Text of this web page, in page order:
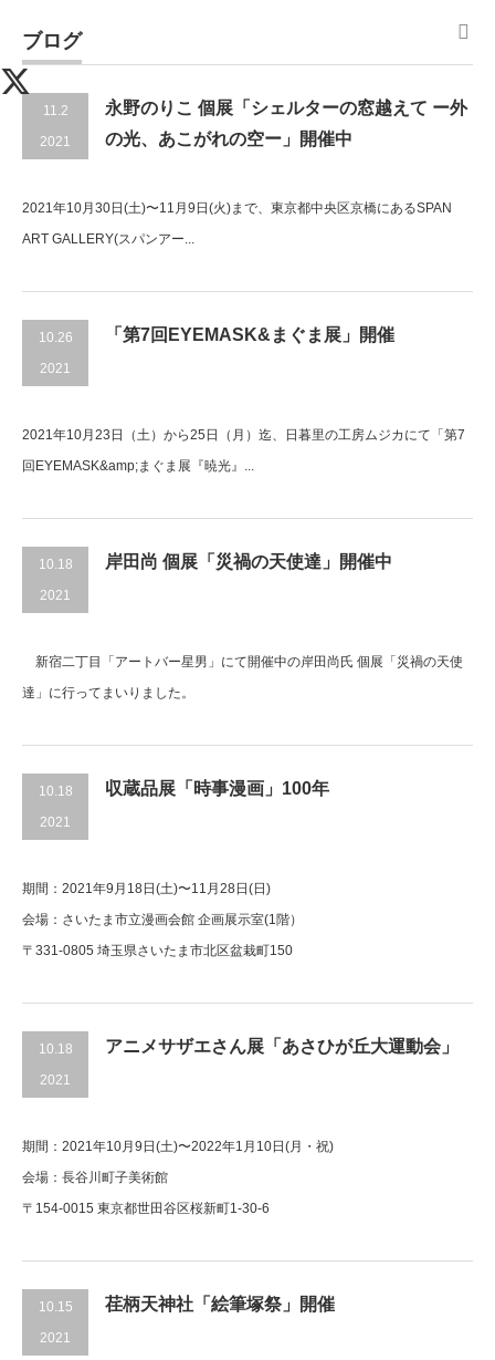
ブログ
11.2
2021
永野のりこ 個展「シェルターの窓越えて ー外
の光、あこがれの空ー」開催中
2021年10月30日(土)〜11月9日(火)まで、東京都中央区京橋にあるSPAN
ART GALLERY(スパンアー...
10.26
2021
「第7回EYEMASK&まぐま展」開催
2021年10月23日（土）から25日（月）迄、日暮里の工房ムジカにて「第7
回EYEMASK&amp;まぐま展『暁光』...
10.18
2021
岸田尚 個展「災禍の天使達」開催中
新宿二丁目「アートバー星男」にて開催中の岸田尚氏 個展「災禍の天使
達」に行ってまいりました。
10.18
2021
収蔵品展「時事漫画」100年
期間：2021年9月18日(土)〜11月28日(日)
会場：さいたま市立漫画会館 企画展示室(1階）
〒331-0805 埼玉県さいたま市北区盆栽町150
10.18
2021
アニメサザエさん展「あさひが丘大運動会」
期間：2021年10月9日(土)〜2022年1月10日(月・祝)
会場：長谷川町子美術館
〒154-0015 東京都世田谷区桜新町1-30-6
10.15
2021
荏柄天神社「絵筆塚祭」開催